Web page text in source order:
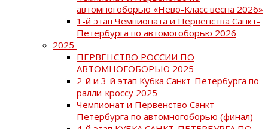
автомногоборью «Нево-Класс весна 2026»
1-й этап Чемпионата и Первенства Санкт-
Петербурга по автомогоборью 2026
2025
ПЕРВЕНСТВО РОССИИ ПО
АВТОМНОГОБОРЬЮ 2025
2-й и 3-й этап Кубка Санкт-Петербурга по
ралли-кроссу 2025
Чемпионат и Первенство Санкт-
Петербурга по автомногоборью (финал)